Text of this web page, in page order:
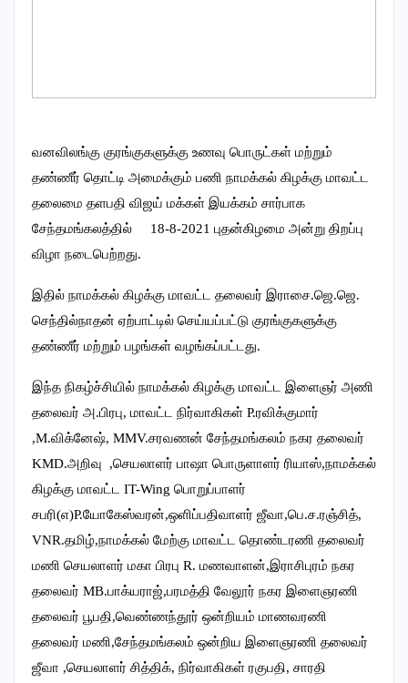
வனவிலங்கு குரங்குகளுக்கு உணவு பொருட்கள் மற்றும்
தண்ணீர் தொட்டி அமைக்கும் பணி நாமக்கல் கிழக்கு மாவட்ட
தலைமை தளபதி விஜய் மக்கள் இயக்கம் சார்பாக
சேந்தமங்கலத்தில் 18-8-2021 புதன்கிழமை அன்று திறப்பு
விழா நடைபெற்றது.
இதில் நாமக்கல் கிழக்கு மாவட்ட தலைவர் இராசை.ஜெ.ஜெ.
செந்தில்நாதன் ஏற்பாட்டில் செய்யப்பட்டு குரங்குகளுக்கு
தண்ணீர் மற்றும் பழங்கள் வழங்கப்பட்டது.
இந்த நிகழ்ச்சியில் நாமக்கல் கிழக்கு மாவட்ட இளைஞர் அணி
தலைவர் அ.பிரபு, மாவட்ட நிர்வாகிகள் P.ரவிக்குமார்
,M.விக்னேஷ், MMV.சரவணன் சேந்தமங்கலம் நகர தலைவர்
KMD.அறிவு ,செயலாளர் பாஷா பொருளாளர் ரியாஸ்,நாமக்கல்
கிழக்கு மாவட்ட IT-Wing பொறுப்பாளர்
சபரி(எ)P.யோகேஸ்வரன்,ஒளிப்பதிவாளர் ஜீவா,பெ.ச.ரஞ்சித்,
VNR.தமிழ்,நாமக்கல் மேற்கு மாவட்ட தொண்டரணி தலைவர்
மணி செயலாளர் மகா பிரபு R. மணவாளன்,இராசிபுரம் நகர
தலைவர் MB.பாக்யராஜ்,பரமத்தி வேலூர் நகர இளைஞரணி
தலைவர் பூபதி,வெண்ணந்தூர் ஒன்றியம் மாணவரணி
தலைவர் மணி,சேந்தமங்கலம் ஒன்றிய இளைஞரணி தலைவர்
ஜீவா ,செயலாளர் சித்திக், நிர்வாகிகள் ரகுபதி, சாரதி